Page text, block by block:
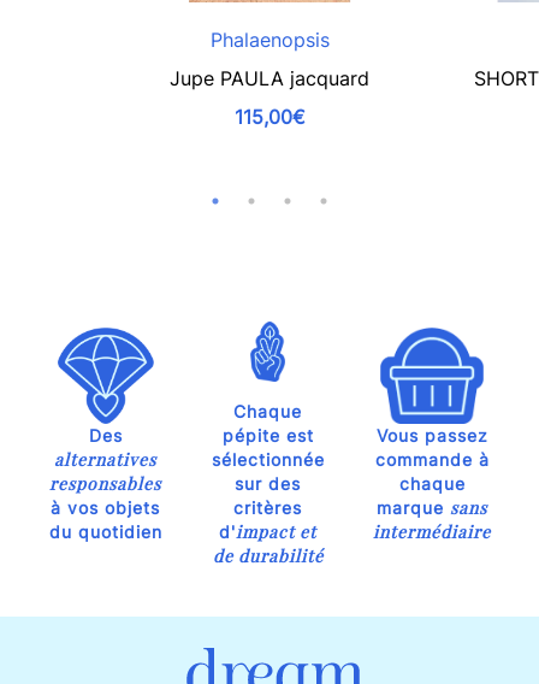
Phalaenopsis
Jupe PAULA jacquard
115,00€
Des
alternatives
responsables
à vos objets
du quotidien
Chaque
pépite est
sélectionnée
sur des
critères
d'impact et
de durabilité
Vous passez
commande à
chaque
marque sans
intermédiaire